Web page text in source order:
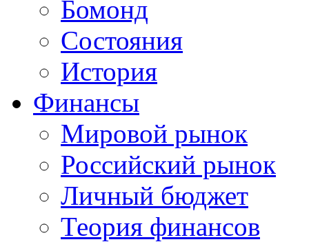
Бомонд
Состояния
История
Финансы
Мировой рынок
Российский рынок
Личный бюджет
Теория финансов